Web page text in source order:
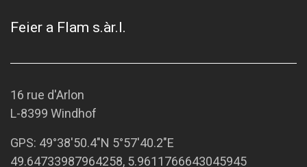
Feier a Flam s.àr.l.
16 rue d'Arlon
L-8399 Windhof
GPS: 49°38'50.4"N 5°57'40.2"E
49.64733987964258, 5.9611766643045945